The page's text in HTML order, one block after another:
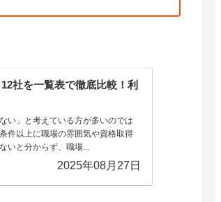
社を一覧表で徹底比較！利
い」と考えている方が多いのでは
件以上に職場の雰囲気や資格取得
いと分からず、職場...
2025年08月27日